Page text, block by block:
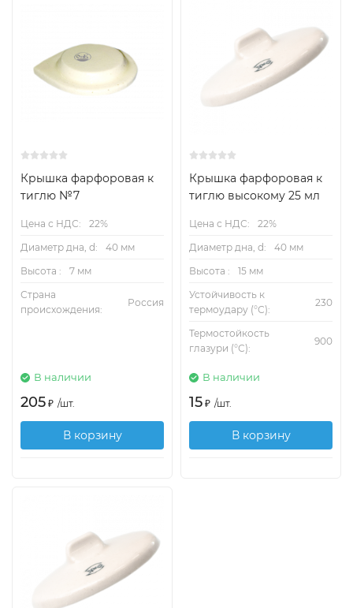
Крышка фарфоровая к
тиглю №7
Цена с НДС:
22%
Диаметр дна, d:
40 мм
Высота :
7 мм
Страна
происхождения:
Россия
В наличии
205 ₽ /шт.
В корзину
Крышка фарфоровая к
тиглю высокому 25 мл
Цена с НДС:
22%
Диаметр дна, d:
40 мм
Высота :
15 мм
Устойчивость к
термоудару (°С):
230
Термостойкость
глазури (°С):
900
В наличии
15 ₽ /шт.
В корзину